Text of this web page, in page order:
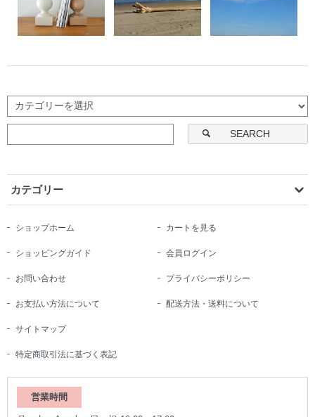
SEARCH
カテゴリー
ショップホーム カートを見る
ショッピングガイド 会員ログイン
お問い合わせ プライバシーポリシー
お支払い方法について 配送方法・送料について
サイトマップ
特定商取引法に基づく表記
営業時間